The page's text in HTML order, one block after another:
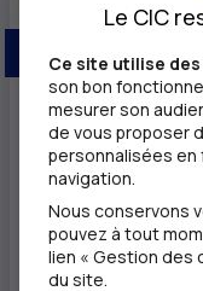
Entré au
comme
pôle Finance
2004 directeur
général de
Le CIC
Ce site utilise
son bon
mesurer son
de vous proposer
personnalisées
navigation.
Nous conservons
pouvez à tout
lien « Gestion des
du site.